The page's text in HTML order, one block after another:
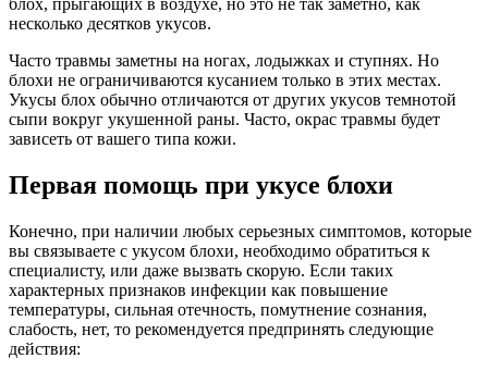
блох, прыгающих в воздухе, но это не так заметно, как
несколько десятков укусов.
Часто травмы заметны на ногах, лодыжках и ступнях. Но
блохи не ограничиваются кусанием только в этих местах.
Укусы блох обычно отличаются от других укусов темнотой
сыпи вокруг укушенной раны. Часто, окрас травмы будет
зависеть от вашего типа кожи.
Первая помощь при укусе блохи
Конечно, при наличии любых серьезных симптомов, которые
вы связываете с укусом блохи, необходимо обратиться к
специалисту, или даже вызвать скорую. Если таких
характерных признаков инфекции как повышение
температуры, сильная отечность, помутнение сознания,
слабость, нет, то рекомендуется предпринять следующие
действия: